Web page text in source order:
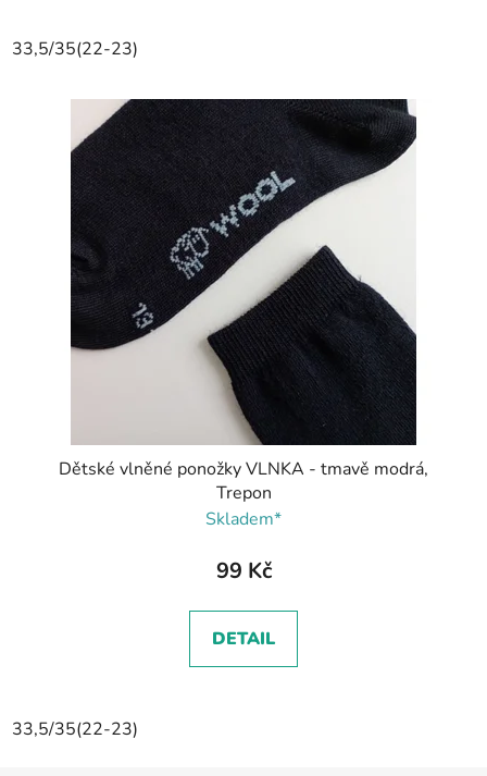
33,5/35(22-23)
Dětské vlněné ponožky VLNKA - tmavě modrá,
Trepon
Skladem*
99 Kč
DETAIL
33,5/35(22-23)